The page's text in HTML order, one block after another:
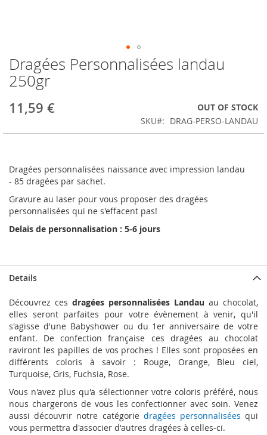
Skip
to
the
of
images
Dragées Personnalisées landau
250gr
11,59 €
OUT OF STOCK
SKU
DRAG-PERSO-LANDAU
Dragées personnalisées naissance avec impression landau
- 85 dragées par sachet.
Gravure au laser pour vous proposer des dragées
personnalisées qui ne s'effacent pas!
Delais de personnalisation : 5-6 jours
Details
Découvrez ces dragées personnalisées Landau au chocolat,
elles seront parfaites pour votre évènement à venir, qu'il
s'agisse d'une Babyshower ou du 1er anniversaire de votre
enfant. De confection française ces dragées au chocolat
raviront les papilles de vos proches ! Elles sont proposées en
différents coloris à savoir : Rouge, Orange, Bleu ciel,
Turquoise, Gris, Fuchsia, Rose.
Vous n'avez plus qu'a sélectionner votre coloris préféré, nous
nous chargerons de vous les confectionner avec soin. Venez
aussi découvrir notre catégorie dragées personnalisées qui
vous permettra d'associer d'autres dragées à celles-ci.